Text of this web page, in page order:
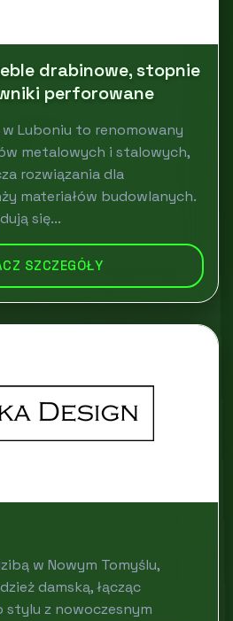
drabinowe, stopnie
perforowane
Luboniu to renomowany
metalowych i stalowych,
rozwiązania dla
materiałów budowlanych.
się...
SZCZEGÓŁY
w Nowym Tomyślu,
damską, łącząc
stylu z nowoczesnym